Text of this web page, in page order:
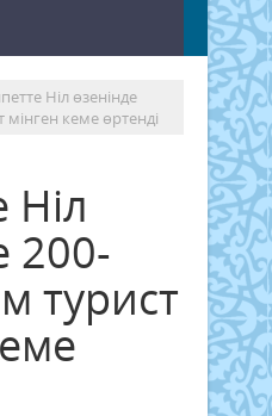
Ніл өзенінде
мінген кеме өртенді
Ніл
200-
турист